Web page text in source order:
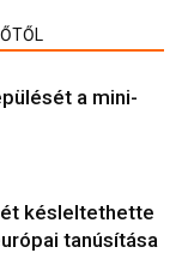
a mini-
késleltethette
tanúsítása